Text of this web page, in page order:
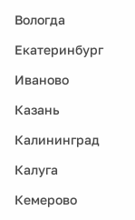
Вологда
Екатеринбург
Иваново
Казань
Калининград
Калуга
Кемерово